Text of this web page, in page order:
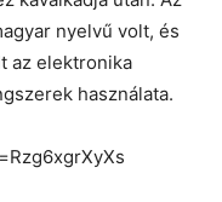
nyelvű volt, és
az elektronika
használata.